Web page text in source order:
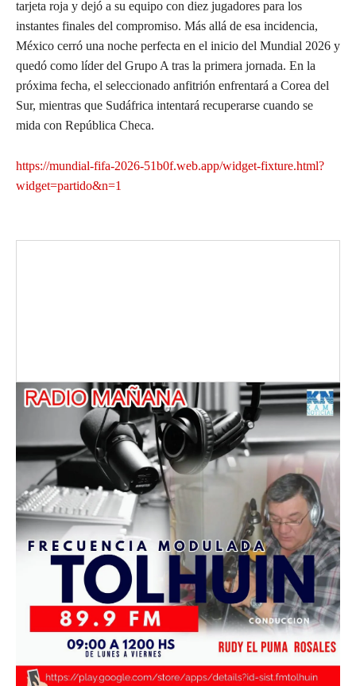
tarjeta roja y dejó a su equipo con diez jugadores para los
instantes finales del compromiso. Más allá de esa incidencia,
México cerró una noche perfecta en el inicio del Mundial 2026 y
quedó como líder del Grupo A tras la primera jornada. En la
próxima fecha, el seleccionado anfitrión enfrentará a Corea del
Sur, mientras que Sudáfrica intentará recuperarse cuando se
mida con República Checa.
https://mundial-fifa-2026-51b0f.web.app/widget-fixture.html?
widget=partido&n=1